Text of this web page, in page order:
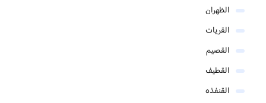
الظهران
القريات
القصيم
القطيف
القنفذه